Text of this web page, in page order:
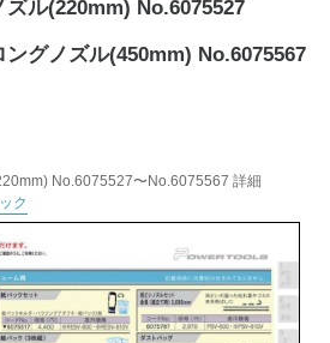
ズル(220mm) No.6075527
ングノズル(450mm) No.6075567
No.6075527〜No.6075567 詳細
ク